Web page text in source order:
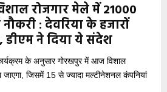
रोजगार मेले में 21000
: देवरिया के हजारों
डीएम ने दिया ये संदेश
के अनुसार गोरखपुर में आज विशाल
जिसमें 15 से ज्यादा मल्टीनेशनल कंपनियां